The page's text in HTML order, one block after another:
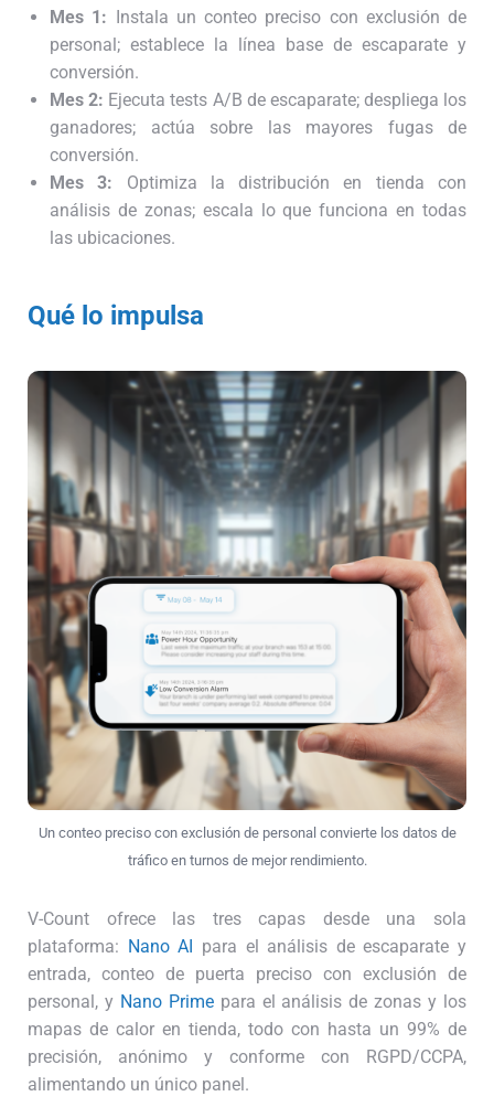
Mes 1: Instala un conteo preciso con exclusión de
personal; establece la línea base de escaparate y
conversión.
Mes 2: Ejecuta tests A/B de escaparate; despliega los
ganadores; actúa sobre las mayores fugas de
conversión.
Mes 3: Optimiza la distribución en tienda con
análisis de zonas; escala lo que funciona en todas
las ubicaciones.
Qué lo impulsa
Un conteo preciso con exclusión de personal convierte los datos de
tráfico en turnos de mejor rendimiento.
V-Count ofrece las tres capas desde una sola
plataforma: Nano AI para el análisis de escaparate y
entrada, conteo de puerta preciso con exclusión de
personal, y Nano Primepara el análisis de zonas y los
mapas de calor en tienda, todo con hasta un 99% de
precisión, anónimo y conforme con RGPD/CCPA,
alimentando un único panel.